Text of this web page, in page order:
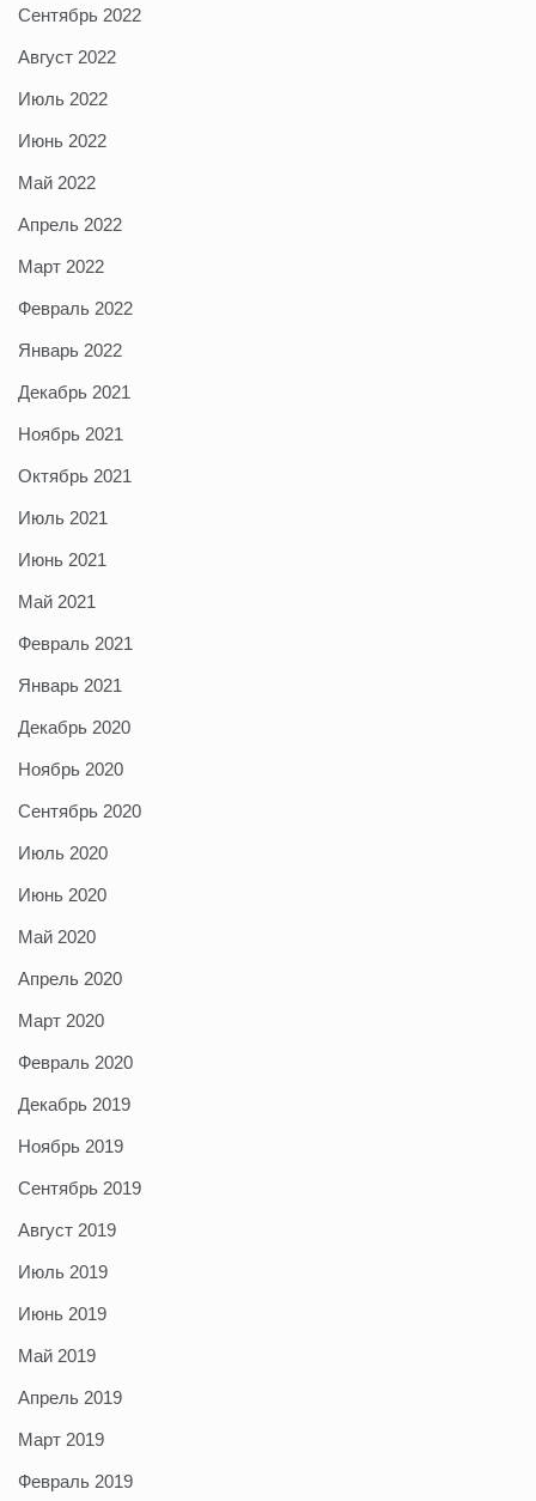
Сентябрь 2022
Август 2022
Июль 2022
Июнь 2022
Май 2022
Апрель 2022
Март 2022
Февраль 2022
Январь 2022
Декабрь 2021
Ноябрь 2021
Октябрь 2021
Июль 2021
Июнь 2021
Май 2021
Февраль 2021
Январь 2021
Декабрь 2020
Ноябрь 2020
Сентябрь 2020
Июль 2020
Июнь 2020
Май 2020
Апрель 2020
Март 2020
Февраль 2020
Декабрь 2019
Ноябрь 2019
Сентябрь 2019
Август 2019
Июль 2019
Июнь 2019
Май 2019
Апрель 2019
Март 2019
Февраль 2019